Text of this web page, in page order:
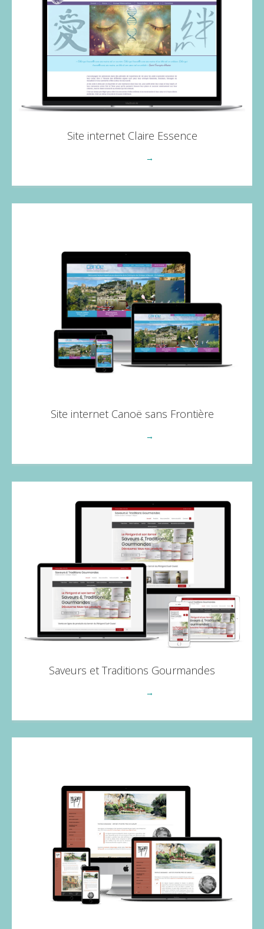
Site internet Claire Essence
→
Site internet Canoë sans Frontière
→
Saveurs et Traditions Gourmandes
→